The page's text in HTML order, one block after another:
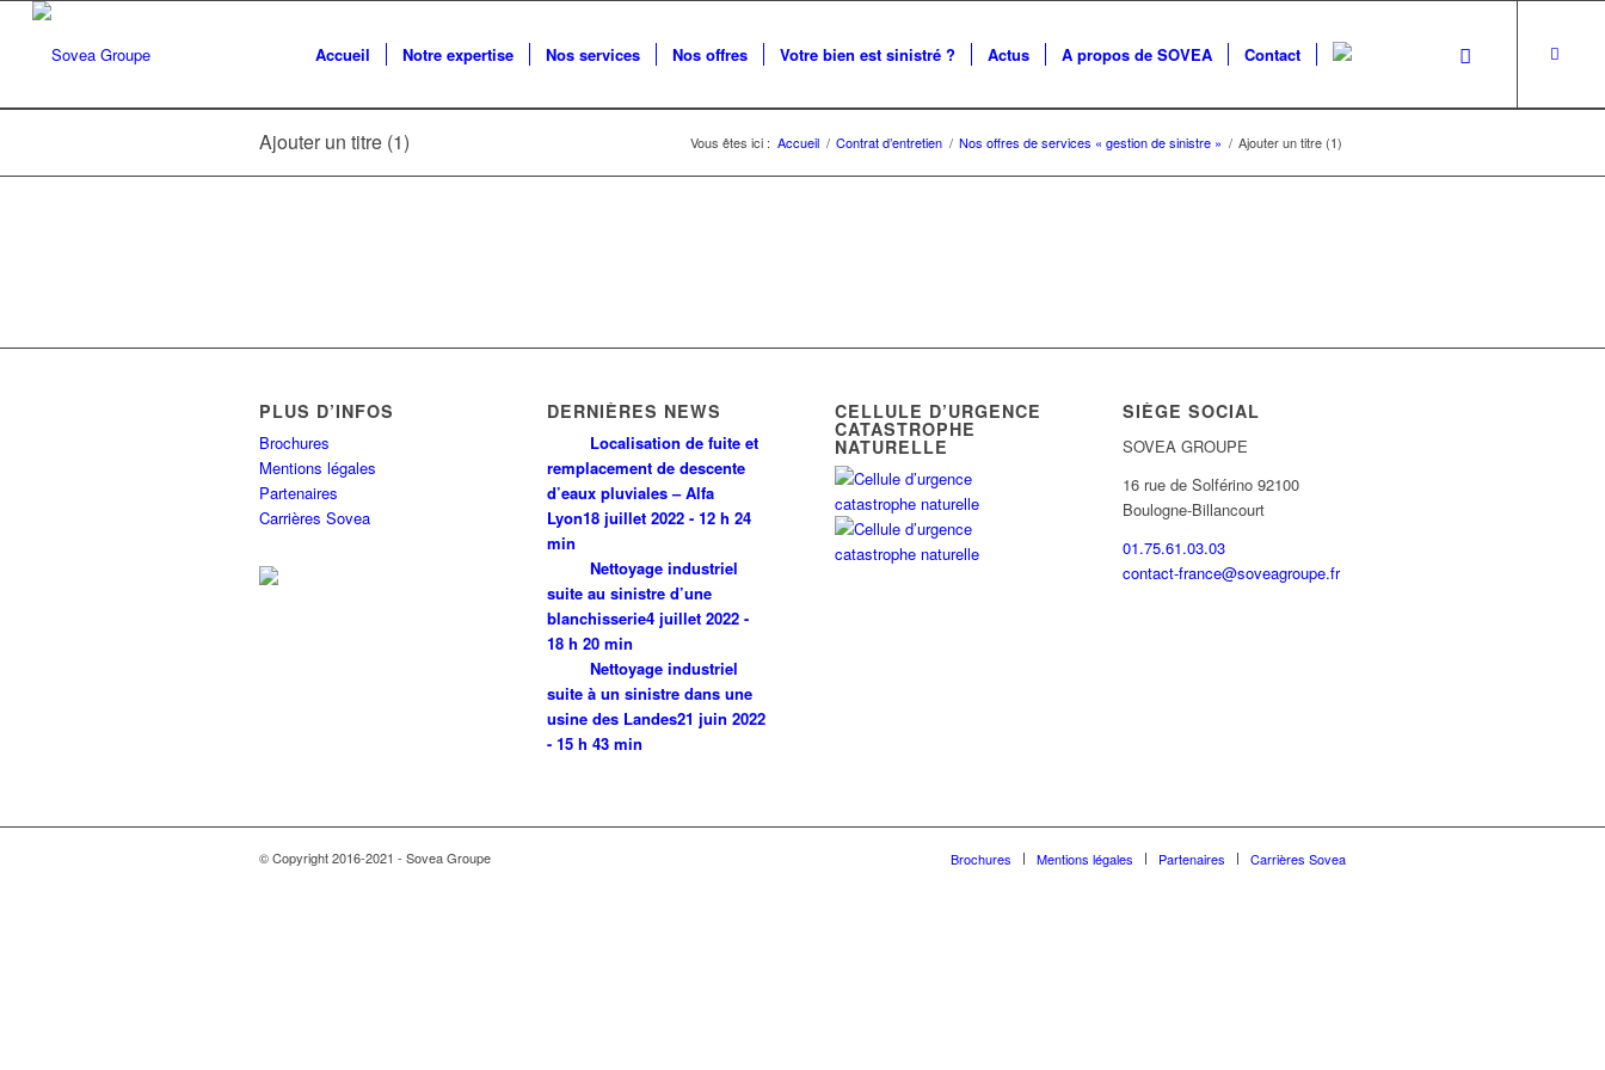
Accueil Notre expertise Nos services Nos offres Votre bien est sinistré ? Actus A propos de SOVEA Contact
Ajouter un titre (1) Vous êtes ici : Accueil / Contrat d’entretien / Nos offres de services « gestion de sinistre » / Ajouter un titre (1)
PLUS D’INFOS
Brochures
Mentions légales
Partenaires
Carrières Sovea
DERNIÈRES NEWS
Localisation de fuite et
remplacement de descente
d’eaux pluviales – Alfa
Lyon18 juillet 2022 - 12 h 24
min
Nettoyage industriel
suite au sinistre d’une
blanchisserie4 juillet 2022 -
18 h 20 min
Nettoyage industriel
suite à un sinistre dans une
usine des Landes21 juin 2022
- 15 h 43 min
CELLULE D’URGENCE
CATASTROPHE
NATURELLE
SIÈGE SOCIAL
SOVEA GROUPE
16 rue de Solférino 92100
Boulogne-Billancourt
01.75.61.03.03
contact-france@soveagroupe.fr
© Copyright 2016-2021 - Sovea Groupe Brochures Mentions légales Partenaires Carrières Sovea